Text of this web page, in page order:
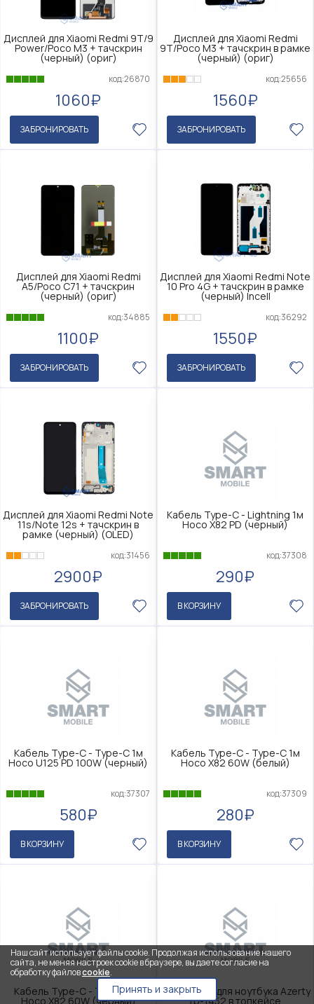
Дисплей для Xiaomi Redmi 9T/9
Power/Poco M3 + тачскрин
(черный) (ориг)
код:26870
1060₽
ЗАБРОНИРОВАТЬ
Дисплей для Xiaomi Redmi
9T/Poco M3 + тачскрин в рамке
(черный) (ориг)
код:25656
1560₽
ЗАБРОНИРОВАТЬ
Дисплей для Xiaomi Redmi
A5/Poco C71 + тачскрин
(черный) (ориг)
код:34885
1100₽
ЗАБРОНИРОВАТЬ
Дисплей для Xiaomi Redmi Note
10 Pro 4G + тачскрин в рамке
(черный) Incell
код:36292
1550₽
ЗАБРОНИРОВАТЬ
Дисплей для Xiaomi Redmi Note
11s/Note 12s + тачскрин в
рамке (черный) (OLED)
код:31456
2900₽
ЗАБРОНИРОВАТЬ
Кабель Type-C - Lightning 1м
Hoco X82 PD (черный)
код:37308
290₽
В КОРЗИНУ
Кабель Type-C - Type-C 1м
Hoco U125 PD 100W (черный)
код:37307
580₽
В КОРЗИНУ
Кабель Type-C - Type-C 1м
Hoco X82 60W (белый)
код:37309
280₽
В КОРЗИНУ
Кабель Type-C - Type-C 1м
Hoco X82 60W (черный)
Клавиатура для ноутбука Azerty
rb-1452 в топкейсе
Наш сайт использует файлы cookie. Продолжая использование нашего
сайта, не меняя настроек cookie в браузере, вы даете согласие на
обработку файловcookie.
Принять и закрыть